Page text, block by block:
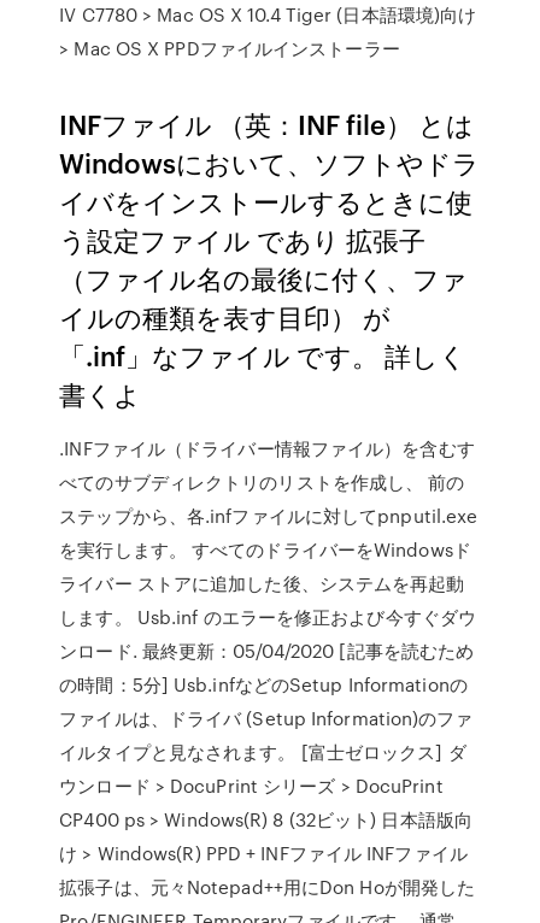
IV C7780 > Mac OS X 10.4 Tiger (日本語環境)向け
> Mac OS X PPDファイルインストーラー
INFファイル （英：INF file） とは
Windowsにおいて、ソフトやドラ
イバをインストールするときに使
う設定ファイル であり 拡張子
（ファイル名の最後に付く、ファ
イルの種類を表す目印） が
「.inf」なファイル です。 詳しく
書くよ
.INFファイル（ドライバー情報ファイル）を含むす
べてのサブディレクトリのリストを作成し、 前の
ステップから、各.infファイルに対してpnputil.exe
を実行します。 すべてのドライバーをWindowsド
ライバー ストアに追加した後、システムを再起動
します。 Usb.inf のエラーを修正および今すぐダウ
ンロード. 最終更新：05/04/2020 [記事を読むため
の時間：5分] Usb.infなどのSetup Informationの
ファイルは、ドライバ (Setup Information)のファ
イルタイプと見なされます。 [富士ゼロックス] ダ
ウンロード > DocuPrint シリーズ > DocuPrint
CP400 ps > Windows(R) 8 (32ビット) 日本語版向
け > Windows(R) PPD + INFファイル INFファイル
拡張子は、元々Notepad++用にDon Hoが開発した